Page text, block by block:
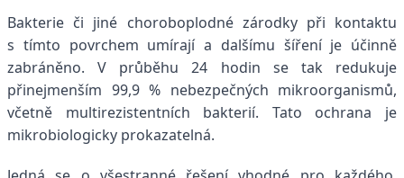
Bakterie či jiné choroboplodné zárodky při kontaktu
s tímto povrchem umírají a dalšímu šíření je účinně
zabráněno. V průběhu 24 hodin se tak redukuje
přinejmenším 99,9 % nebezpečných mikroorganismů,
včetně multirezistentních bakterií. Tato ochrana je
mikrobiologicky prokazatelná.